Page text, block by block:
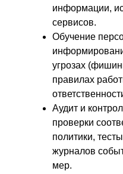
информации,
сервисов.
Обучение
угрозах
правилах
Аудит и
проверки
политики,
журналов
мер.